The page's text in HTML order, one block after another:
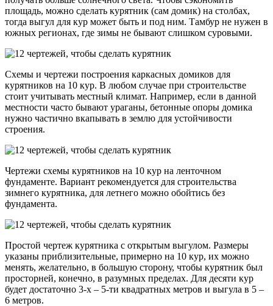
площадь, можно сделать курятник (сам домик) на столбах,
тогда выгул для кур может быть и под ним. Тамбур не нужен в
южных регионах, где зимы не бывают слишком суровыми.
Схемы и чертежи построения каркасных домиков для
курятников на 10 кур. В любом случае при строительстве
стоит учитывать местный климат. Например, если в данной
местности часто бывают ураганы, бетонные опоры домика
нужно частично вкапывать в землю для устойчивости
строения.
Чертежи схемы курятников на 10 кур на ленточном
фундаменте. Вариант рекомендуется для строительства
зимнего курятника, для летнего можно обойтись без
фундамента.
Простой чертеж курятника с открытым выгулом. Размеры
указаны приблизительные, примерно на 10 кур, их можно
менять, желательно, в большую сторону, чтобы курятник был
просторней, конечно, в разумных пределах. Для десяти кур
будет достаточно 3-х – 5-ти квадратных метров и выгула в 5 –
6 метров.